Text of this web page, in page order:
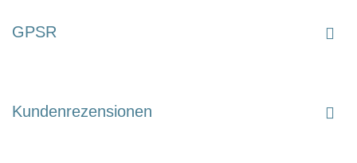
GPSR
Kundenrezensionen